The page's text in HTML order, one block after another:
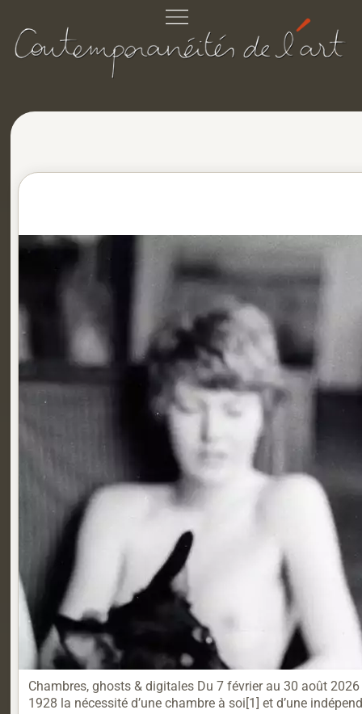
Chambres, ghosts & digitales Du 7 février au 30 août
1928 la nécessité d’une chambre à soi[1] et d’une